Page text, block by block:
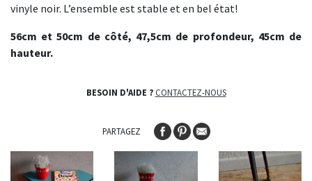
vinyle noir. L’ensemble est stable et en bel état!
56cm et 50cm de côté, 47,5cm de profondeur, 45cm de
hauteur.
BESOIN D'AIDE ? CONTACTEZ-NOUS
PARTAGEZ